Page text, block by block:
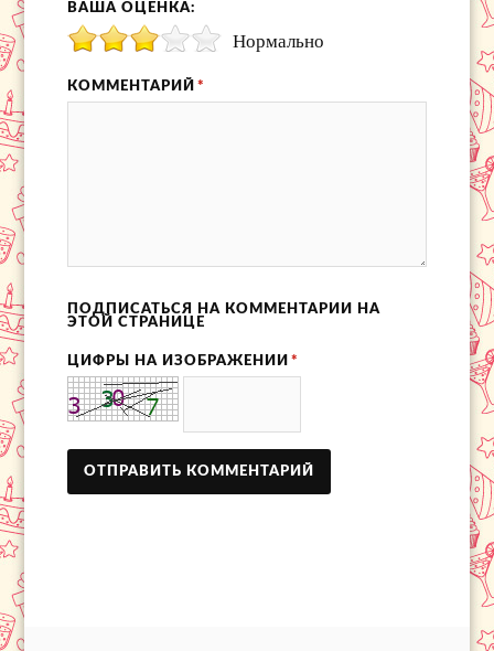
ВАША ОЦЕНКА:
Нормально
КОММЕНТАРИЙ *
ПОДПИСАТЬСЯ НА КОММЕНТАРИИ НА
ЭТОЙ СТРАНИЦЕ
ЦИФРЫ НА ИЗОБРАЖЕНИИ *